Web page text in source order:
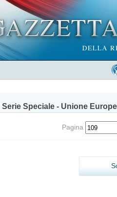
Serie Speciale - Unione
Pagina